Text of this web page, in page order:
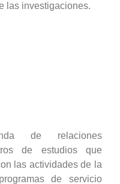
las investigaciones.
de relaciones
de estudios que
las actividades de la
de servicio